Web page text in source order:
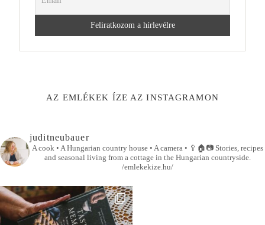
AZ EMLÉKEK ÍZE AZ INSTAGRAMON
juditneubauer
A cook • A Hungarian country house • A camera • 🥄🏠📷Stories, recipes
and seasonal living from a cottage in the Hungarian countryside.
/emlekekize.hu/